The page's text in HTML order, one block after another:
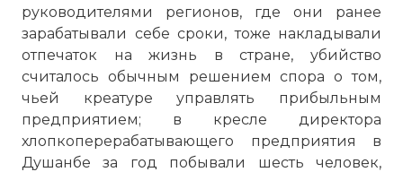
руководителями регионов, где они ранее
зарабатывали себе сроки, тоже накладывали
отпечаток на жизнь в стране, убийство
считалось обычным решением спора о том,
чьей креатуре управлять прибыльным
предприятием; в кресле директора
хлопкоперерабатывающего предприятия в
Душанбе за год побывали шесть человек,